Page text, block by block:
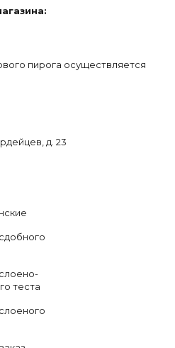
теста
пирога осуществляется
д. 23